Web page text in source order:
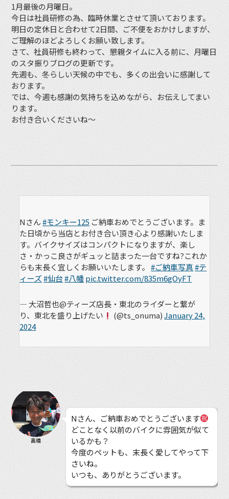
1月最後の月曜日。
今日は社員研修の為、臨時休業とさせて頂いております。
明日の定休日と合わせて2日間、ご不便をおかけしますが、
ご理解のほどよろしくお願い致します。
さて、社員研修も終わって、懇親タイムに入る前に、月曜日
のスタ振りブログの更新です。
先週も、冬らしい天候の中でも、多くの出会いに感謝して
おります。
では、今週も感謝の気持ちを込めながら、お伝えしてまい
ります。
お付き合いくださいね〜
Nさん#モンキー125 ご納車おめでとうございます。ま
た日頃から当店とお付き合い頂き心より感謝いたしま
す。バイクサイズはコンパクトになりますが、楽し
さ・かっこ良さがギュッと詰まった一台ですね?これか
らも末長く宜しくお願いいたします。#ご納車写真#テ
ィーズ#仙台#八幡pic.twitter.com/835m6gOyFT
— 大沼哲也@ティーズ店長・東北のライダーと繋が
り、東北を盛り上げたい
(@ts_onuma)January 24,
2024
高橋
Nさん、ご納車おめでとうございます
どことなく以前のバイクに雰囲気が似て
いるかも？
今度のペットも、末長く愛してやって下
さいね。
いつも、ありがとうございます。